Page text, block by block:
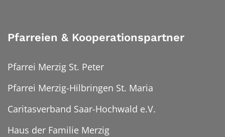
Pfarreien & Kooperationspartner
Pfarrei Merzig St. Peter
Pfarrei Merzig-Hilbringen St. Maria
Caritasverband Saar-Hochwald e.V.
Haus der Familie Merzig